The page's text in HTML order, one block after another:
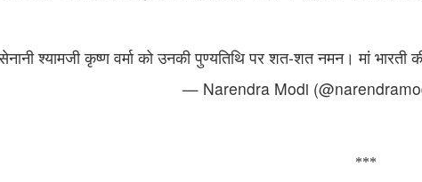
श्यामजी कृष्ण वर्मा को उनकी पुण्यतिथि पर शत-शत नमन। मां
— Narendra Modi
***